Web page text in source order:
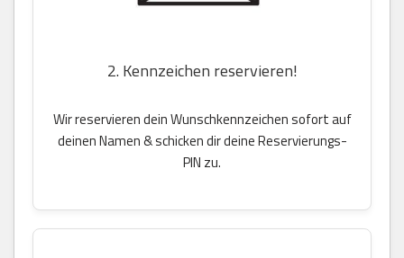
2. Kennzeichen reservieren!
Wir reservieren dein Wunschkennzeichen sofort auf
deinen Namen & schicken dir deine Reservierungs-
PIN zu.